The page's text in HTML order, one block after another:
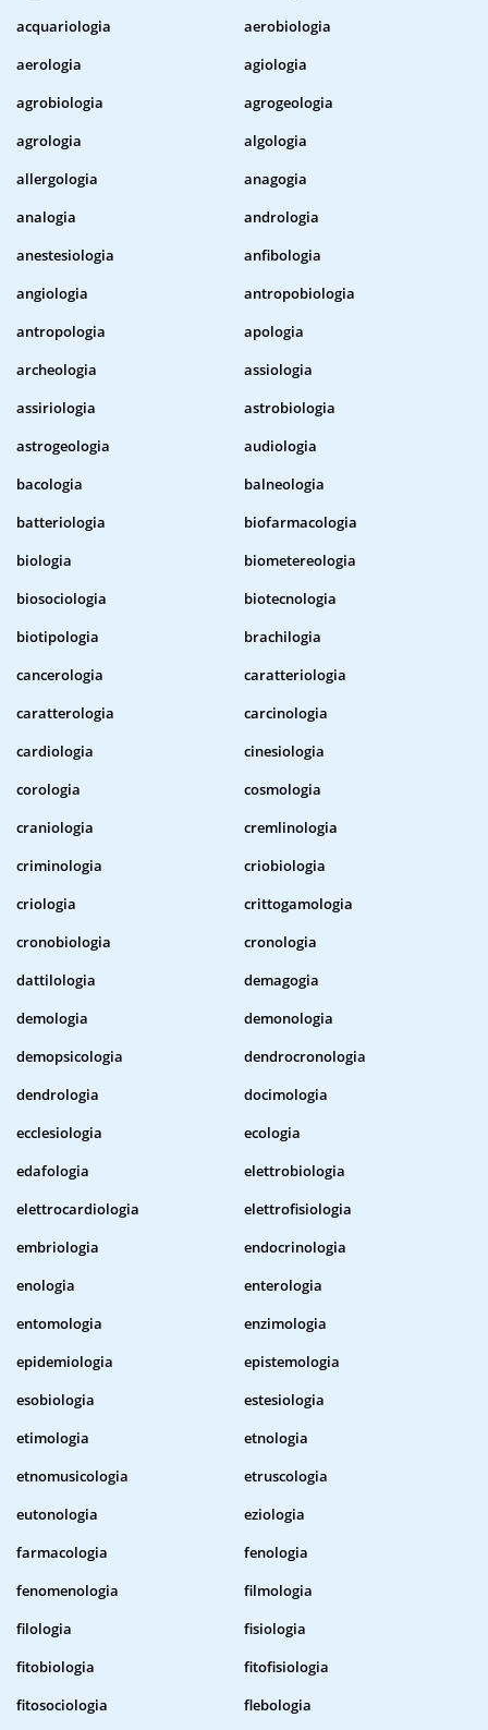
acquariologia
aerobiologia
aerologia
agiologia
agrobiologia
agrogeologia
agrologia
algologia
allergologia
anagogia
analogia
andrologia
anestesiologia
anfibologia
angiologia
antropobiologia
antropologia
apologia
archeologia
assiologia
assiriologia
astrobiologia
astrogeologia
audiologia
bacologia
balneologia
batteriologia
biofarmacologia
biologia
biometereologia
biosociologia
biotecnologia
biotipologia
brachilogia
cancerologia
caratteriologia
caratterologia
carcinologia
cardiologia
cinesiologia
corologia
cosmologia
craniologia
cremlinologia
criminologia
criobiologia
criologia
crittogamologia
cronobiologia
cronologia
dattilologia
demagogia
demologia
demonologia
demopsicologia
dendrocronologia
dendrologia
docimologia
ecclesiologia
ecologia
edafologia
elettrobiologia
elettrocardiologia
elettrofisiologia
embriologia
endocrinologia
enologia
enterologia
entomologia
enzimologia
epidemiologia
epistemologia
esobiologia
estesiologia
etimologia
etnologia
etnomusicologia
etruscologia
eutonologia
eziologia
farmacologia
fenologia
fenomenologia
filmologia
filologia
fisiologia
fitobiologia
fitofisiologia
fitosociologia
flebologia